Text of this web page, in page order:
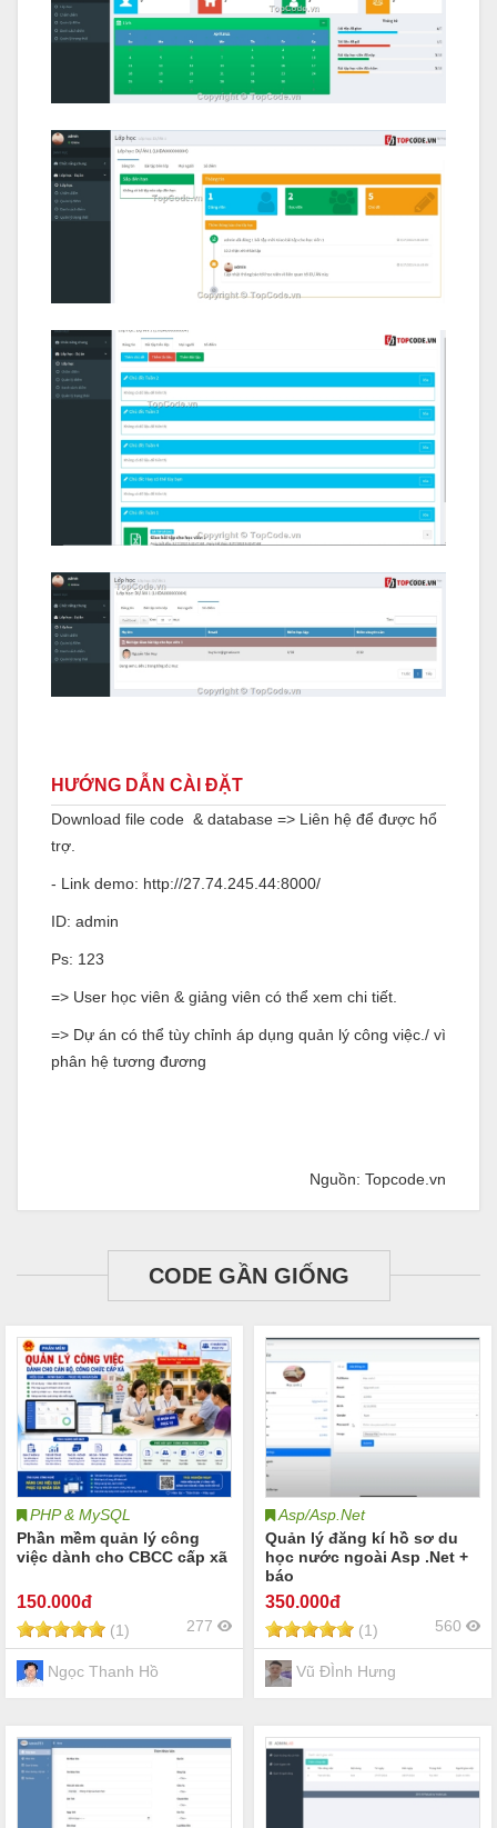
HƯỚNG DẪN CÀI ĐẶT
Download file code & database => Liên hệ để được hổ
trợ.
- Link demo: http://27.74.245.44:8000/
ID: admin
Ps: 123
=> User học viên & giảng viên có thể xem chi tiết.
=> Dự án có thể tùy chỉnh áp dụng quản lý công việc./ vì
phân hệ tương đương
Nguồn: Topcode.vn
CODE GẦN GIỐNG
PHP & MySQL
Phần mềm quản lý công
việc dành cho CBCC cấp xã
150.000đ
(1) 277
Ngọc Thanh Hồ
Asp/Asp.Net
Quản lý đăng kí hồ sơ du
học nước ngoài Asp .Net +
báo
350.000đ
(1) 560
Vũ ĐÌnh Hưng